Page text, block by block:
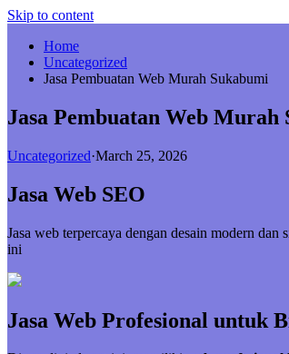
Skip to content
Home
Uncategorized
Jasa Pembuatan Web Murah Sukabumi
Jasa Pembuatan Web Murah
Uncategorized·March 25, 2026
Jasa Web SEO
Jasa web terpercaya dengan desain modern
ini
Jasa Web Profesional untuk